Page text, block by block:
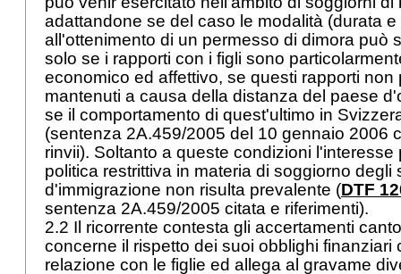
adattandone se del caso le modalità (durata
all'ottenimento di un permesso di dimora può
solo se i rapporti con i figli sono
economico ed affettivo, se questi rapporti non
mantenuti a causa della distanza del paese
se il comportamento di quest'ultimo in
(sentenza 2A.459/2005 del 10 gennaio 2006
rinvii). Soltanto a queste condizioni l'interesse
politica restrittiva in materia di soggiorno degli
d'immigrazione non risulta prevalente (DTF
sentenza 2A.459/2005 citata e riferimenti).
2.2 Il ricorrente contesta gli accertamenti
concerne il rispetto dei suoi obblighi finanziari
relazione con le figlie ed allega al gravame